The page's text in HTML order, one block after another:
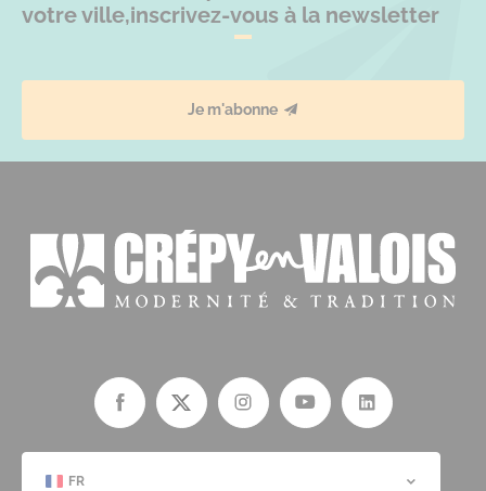
votre ville,inscrivez-vous à la newsletter
Je m'abonne
FR